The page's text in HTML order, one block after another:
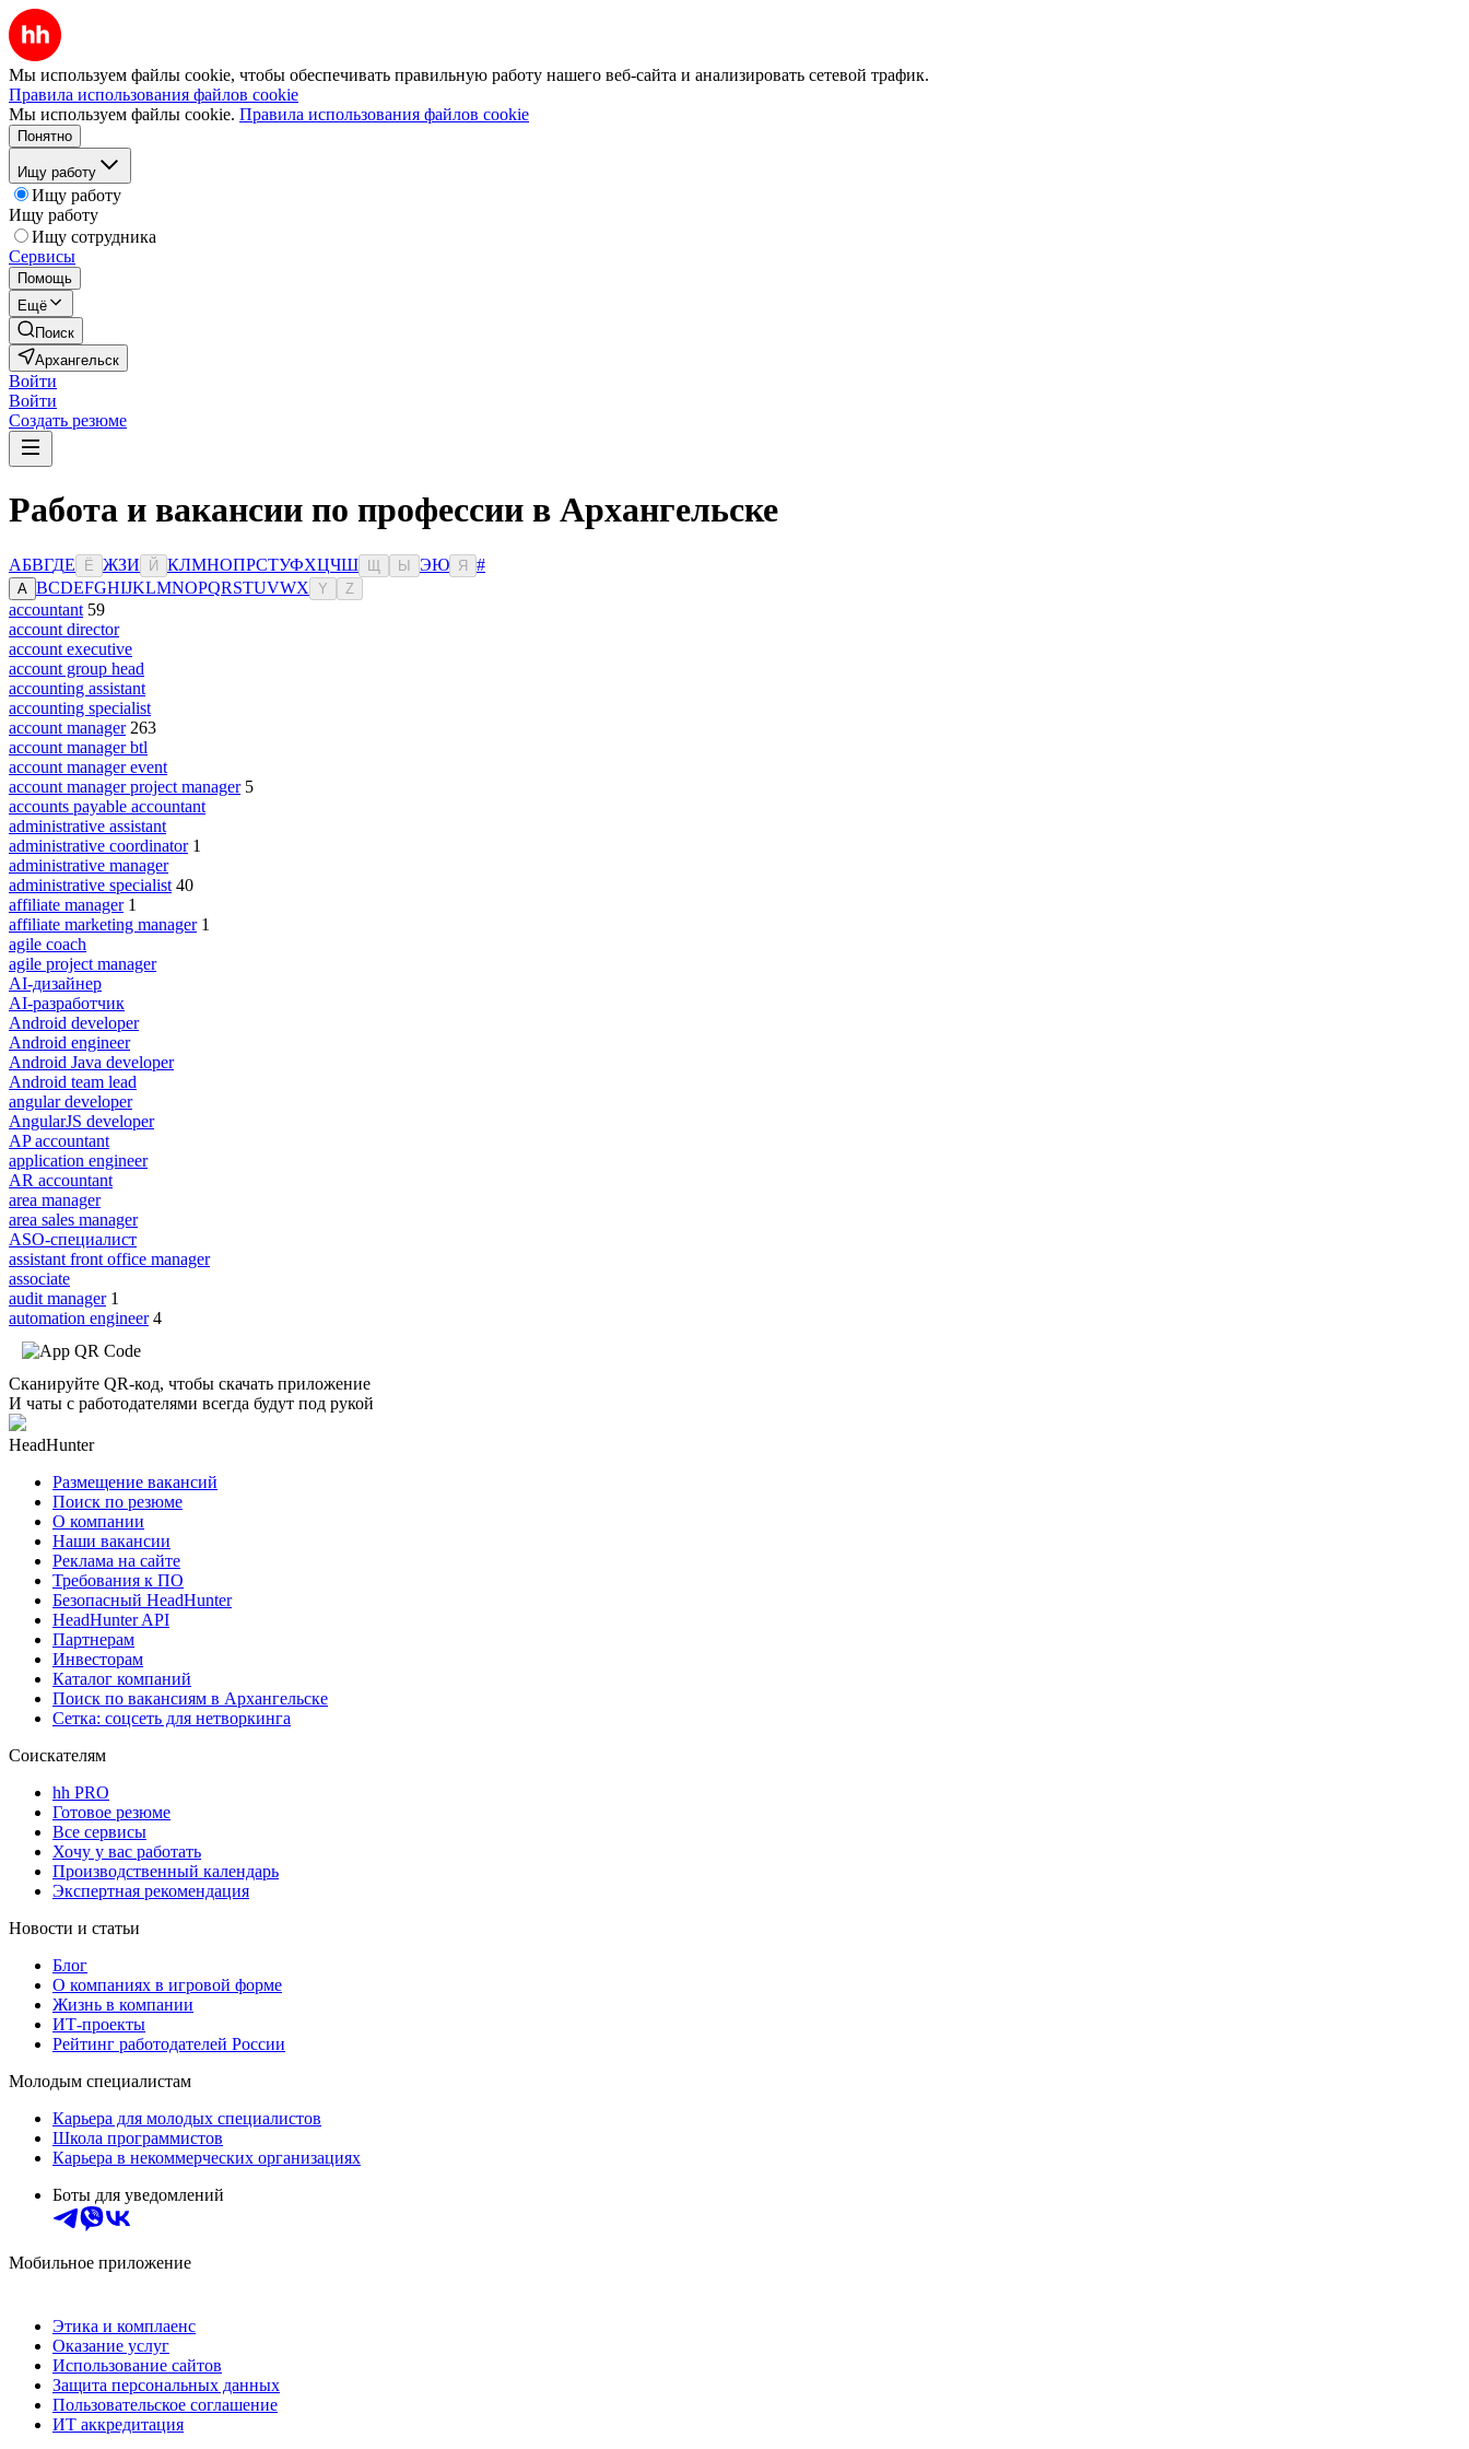
Мы используем файлы cookie, чтобы обеспечивать правильную работу нашего веб-сайта и анализировать сетевой трафик.
Правила использования файлов cookie
Мы используем файлы cookie. Правила использования файлов cookie
Понятно
Ищу работу
Ищу работу
Ищу работу
Ищу сотрудника
Сервисы
Помощь
Ещё
Поиск
Архангельск
Войти
Войти
Создать резюме
Работа и вакансии по профессии в Архангельске
АБВГДЕ Ё ЖЗИ Й КЛМНОПРСТУФХЦЧШ Ы ЭЮ Я #
A BCDEFGHIJKLMNOPQRSTUVWX Y Z
accountant 59
account director
account executive
account group head
accounting assistant
accounting specialist
account manager 263
account manager btl
account manager event
account manager project manager 5
accounts payable accountant
administrative assistant
administrative coordinator 1
administrative manager
administrative specialist 40
affiliate manager 1
affiliate marketing manager 1
agile coach
agile project manager
AI-дизайнер
AI-разработчик
Android developer
Android engineer
Android Java developer
Android team lead
angular developer
AngularJS developer
AP accountant
application engineer
AR accountant
area manager
area sales manager
ASO-специалист
assistant front office manager
associate
audit manager 1
automation engineer 4
Сканируйте QR-код, чтобы скачать приложение
И чаты с работодателями всегда будут под рукой
HeadHunter
Размещение вакансий
Поиск по резюме
О компании
Наши вакансии
Реклама на сайте
Требования к ПО
Безопасный HeadHunter
HeadHunter API
Партнерам
Инвесторам
Каталог компаний
Поиск по вакансиям в Архангельске
Сетка: соцсеть для нетворкинга
Соискателям
hh PRO
Готовое резюме
Все сервисы
Хочу у вас работать
Производственный календарь
Экспертная рекомендация
Новости и статьи
Блог
О компаниях в игровой форме
Жизнь в компании
ИТ-проекты
Рейтинг работодателей России
Молодым специалистам
Карьера для молодых специалистов
Школа программистов
Карьера в некоммерческих организациях
Боты для уведомлений
Мобильное приложение
Этика и комплаенс
Оказание услуг
Использование сайтов
Защита персональных данных
Пользовательское соглашение
ИТ аккредитация